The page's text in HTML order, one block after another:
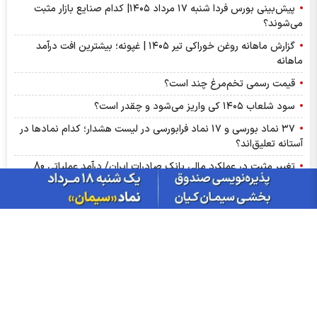
پیش‌بینی بورس فردا شنبه ۱۷ مرداد ۱۴۰۵| کدام صنایع بازار مثبت
می‌شوند؟
گزارش ماهانه روغن خوراکی تیر ۱۴۰۵ | غپونه؛ بیشترین افت درآمد
ماهانه
قیمت رسمی تخم‌مرغ چند است؟
سود شلعاب ۱۴۰۵ کی واریز می‌شود و چقدر است؟
۳۷ نماد بورسی و ۱۷ نماد فرابورسی در لیست هشدار؛ کدام نماد‌ها در
آستانه تعلیق‌اند؟
تغییر مثبت در عملکرد مالی بانک صادرات ایران/ درآمد عملیاتی 80
درصد رشد کرد
سود شبهرن ۱۴۰۵ کی واریز می‌شود و چقدر است؟